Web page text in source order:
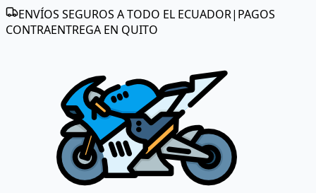
ENVÍOS SEGUROS A TODO EL ECUADOR| PAGOS
CONTRAENTREGA EN QUITO